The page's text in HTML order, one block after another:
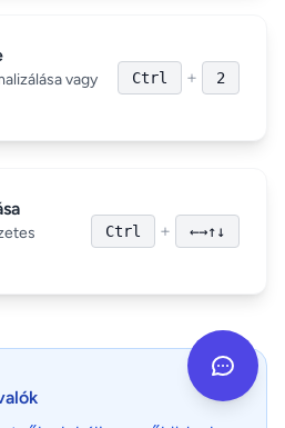
vagy
Ctrl + 2
Ctrl + ←→↑↓